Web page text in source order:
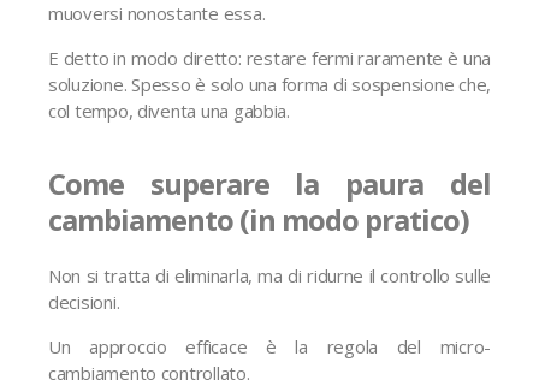
muoversi nonostante essa.
E detto in modo diretto: restare fermi raramente è una
soluzione. Spesso è solo una forma di sospensione che,
col tempo, diventa una gabbia.
Come superare la paura del
cambiamento (in modo pratico)
Non si tratta di eliminarla, ma di ridurne il controllo sulle
decisioni.
Un approccio efficace è la regola del micro-
cambiamento controllato.